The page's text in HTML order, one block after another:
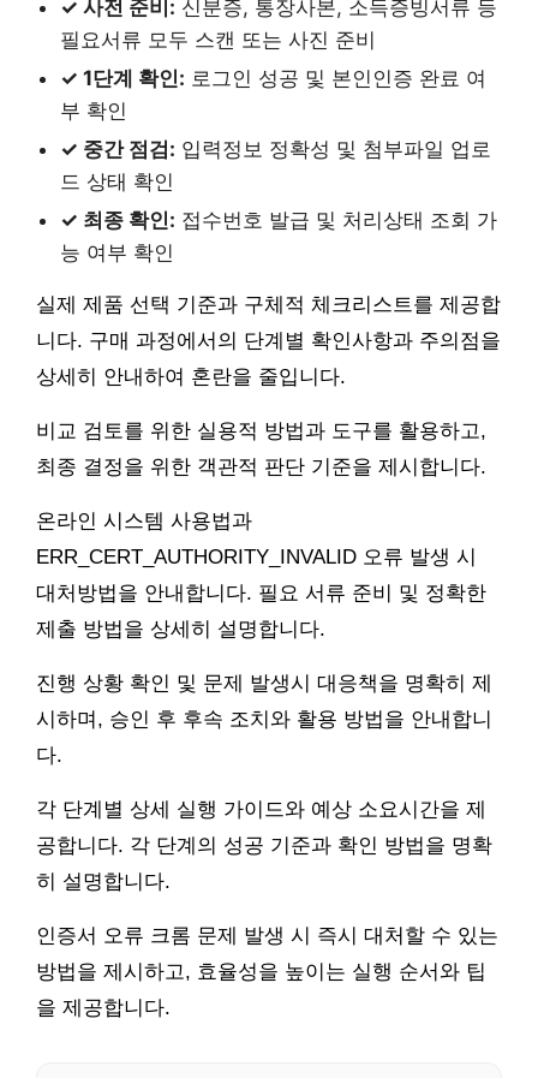
✓ 사전 준비: 신분증, 통장사본, 소득증빙서류 등
필요서류 모두 스캔 또는 사진 준비
✓ 1단계 확인: 로그인 성공 및 본인인증 완료 여
부 확인
✓ 중간 점검: 입력정보 정확성 및 첨부파일 업로
드 상태 확인
✓ 최종 확인: 접수번호 발급 및 처리상태 조회 가
능 여부 확인
실제 제품 선택 기준과 구체적 체크리스트를 제공합
니다. 구매 과정에서의 단계별 확인사항과 주의점을
상세히 안내하여 혼란을 줄입니다.
비교 검토를 위한 실용적 방법과 도구를 활용하고,
최종 결정을 위한 객관적 판단 기준을 제시합니다.
온라인 시스템 사용법과
ERR_CERT_AUTHORITY_INVALID 오류 발생 시
대처방법을 안내합니다. 필요 서류 준비 및 정확한
제출 방법을 상세히 설명합니다.
진행 상황 확인 및 문제 발생시 대응책을 명확히 제
시하며, 승인 후 후속 조치와 활용 방법을 안내합니
다.
각 단계별 상세 실행 가이드와 예상 소요시간을 제
공합니다. 각 단계의 성공 기준과 확인 방법을 명확
히 설명합니다.
인증서 오류 크롬 문제 발생 시 즉시 대처할 수 있는
방법을 제시하고, 효율성을 높이는 실행 순서와 팁
을 제공합니다.